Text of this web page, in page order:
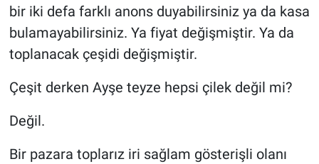
bir iki defa farklı anons duyabilirsiniz ya da kasa
bulamayabilirsiniz. Ya fiyat değişmiştir. Ya da
toplanacak çeşidi değişmiştir.
Çeşit derken Ayşe teyze hepsi çilek değil mi?
Değil.
Bir pazara toplarız iri sağlam gösterişli olanı